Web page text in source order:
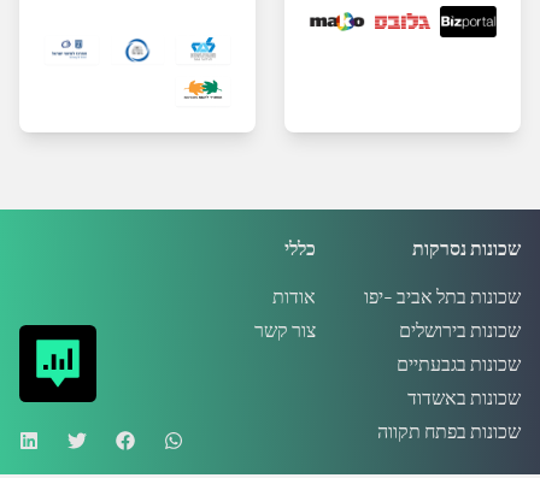
כללי
אודות
צור קשר
שכונות נסרקות
שכונות בתל אביב -יפו
שכונות בירושלים
שכונות בגבעתיים
שכונות באשדוד
שכונות בפתח תקווה